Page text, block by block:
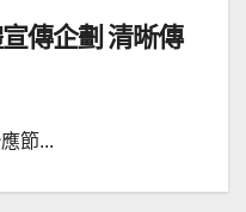
傳企劃 清晰傳
節...